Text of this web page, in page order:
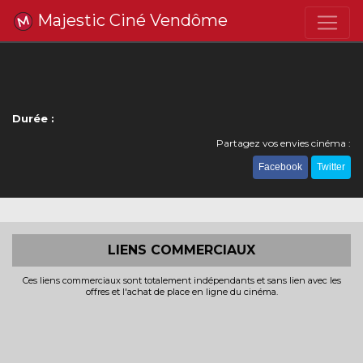
Majestic Ciné Vendôme
Durée :
Partagez vos envies cinéma :
Facebook Twitter
LIENS COMMERCIAUX
Ces liens commerciaux sont totalement indépendants et sans lien avec les
offres et l'achat de place en ligne du cinéma.